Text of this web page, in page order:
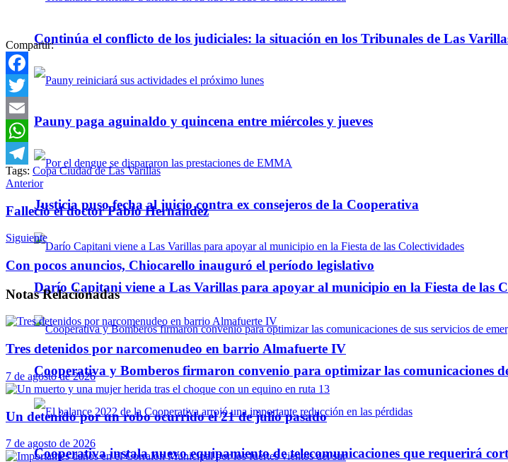
Continúa el conflicto de los judiciales: la situación en los Tribunales de Las
Pauny paga aguinaldo y quincena entre miércoles y jueves
Justicia puso fecha al juicio contra ex consejeros de la Cooperativa
Darío Capitani viene a Las Varillas para apoyar al municipio en la Fiesta de las
Cooperativa y Bomberos firmaron convenio para optimizar las comunicaciones
Cooperativa instala nuevo equipamiento de telecomunicaciones que requerirá
Compartir:
Facebook
Twitter
Email
WhatsApp
Telegram
Tags: Copa Ciudad de Las Varillas
Anterior
Falleció el doctor Pablo Hernández
Siguiente
Con pocos anuncios, Chiocarello inauguró el período legislativo
NotasRelacionadas
Tres detenidos por narcomenudeo en barrio Almafuerte IV
7 de agosto de 2026
Un detenido por un robo ocurrido el 21 de julio pasado
7 de agosto de 2026